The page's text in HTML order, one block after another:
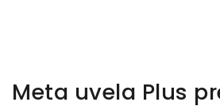
Meta uvela Plus